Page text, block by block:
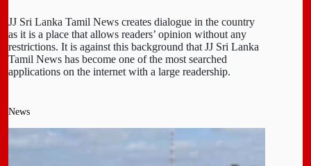
JJ Sri Lanka Tamil News creates dialogue in the country
as it is a place that allows readers’ opinion without any
restrictions. It is against this background that JJ Sri Lanka
Tamil News has become one of the most searched
applications on the internet with a large readership.
News